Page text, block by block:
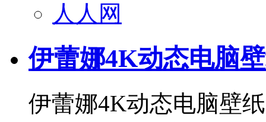
人人网
伊蕾娜4K动态电脑
伊蕾娜4K动态电脑壁